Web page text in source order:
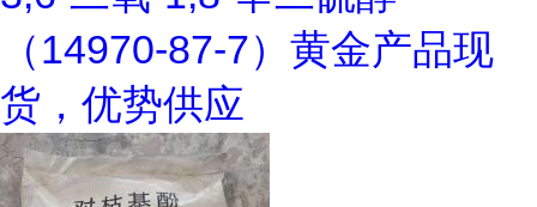
（14970-87-7）黄金产品现
货，优势供应